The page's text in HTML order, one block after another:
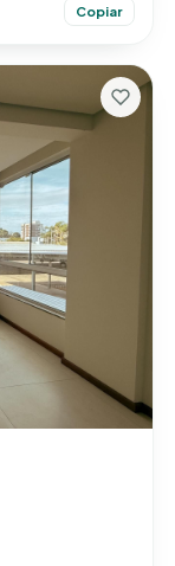
Copiar